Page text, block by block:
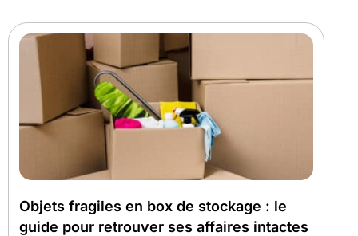
Objets fragiles en box de stockage : le
guide pour retrouver ses affaires intactes